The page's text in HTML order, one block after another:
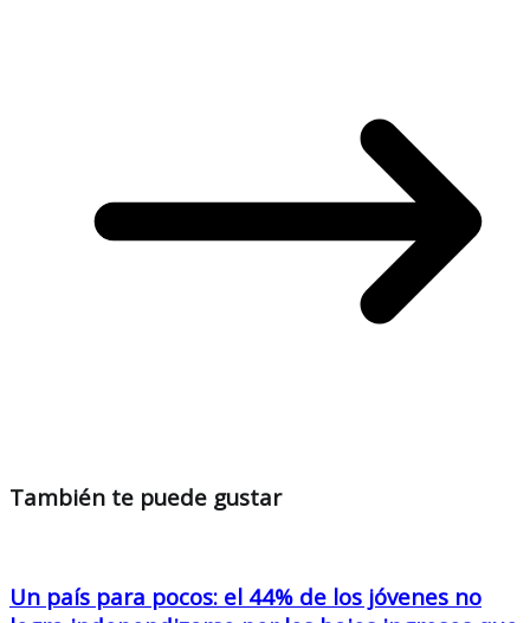
También te puede gustar
Un país para pocos: el 44% de los jóvenes no